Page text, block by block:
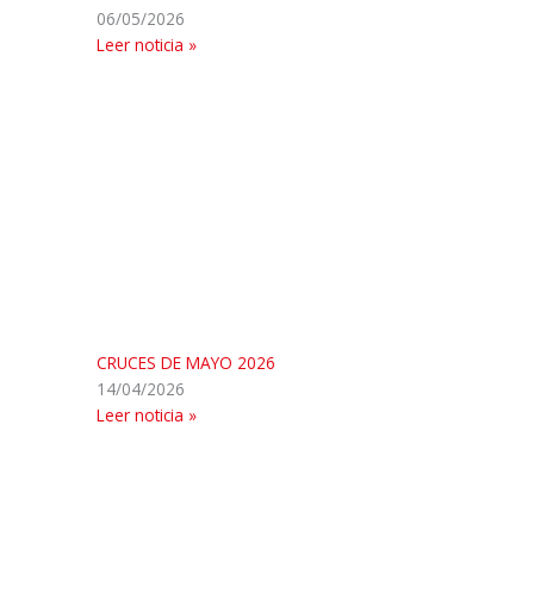
06/05/2026
Leer noticia »
CRUCES DE MAYO 2026
14/04/2026
Leer noticia »